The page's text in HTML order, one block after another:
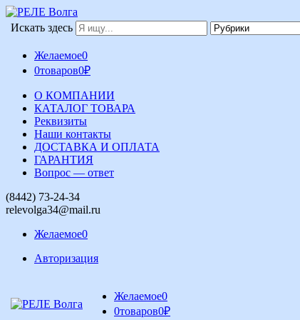
Искать здесь
Желаемое0
0товаров0₽
О КОМПАНИИ
КАТАЛОГ ТОВАРА
Реквизиты
Наши контакты
ДОСТАВКА И ОПЛАТА
ГАРАНТИЯ
Вопрос — ответ
(8442) 73-24-34
relevolga34@mail.ru
Желаемое0
Авторизация
Желаемое0
0товаров0₽